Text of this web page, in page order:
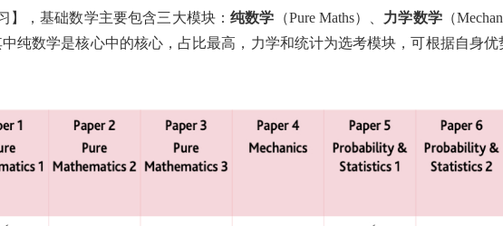
】，基础数学主要包含三大模块：纯数学 （Pure Maths）、 力学数学（
中纯数学是核心中的核心，占比最高，力学和统计为选考模块，可根据自身优